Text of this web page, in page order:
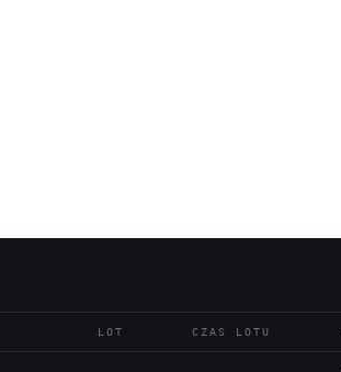
LOT CZAS LOTU